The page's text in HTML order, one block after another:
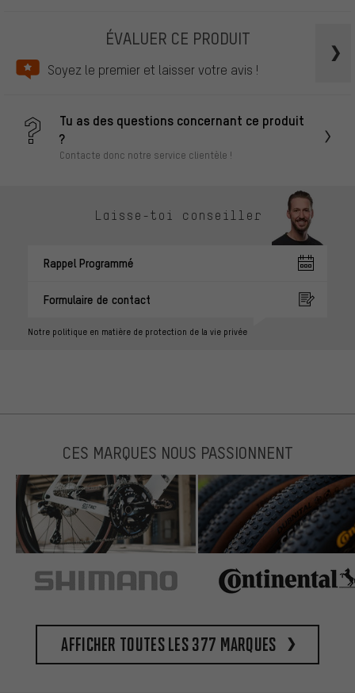
ÉVALUER CE PRODUIT
Soyez le premier et laisser votre avis !
Tu as des questions concernant ce produit
?
Contacte donc notre service clientèle !
Laisse-toi conseiller
Rappel Programmé
Formulaire de contact
Notre politique en matière de protection de la vie privée
CES MARQUES NOUS PASSIONNENT
Afficher toutes les 377 marques